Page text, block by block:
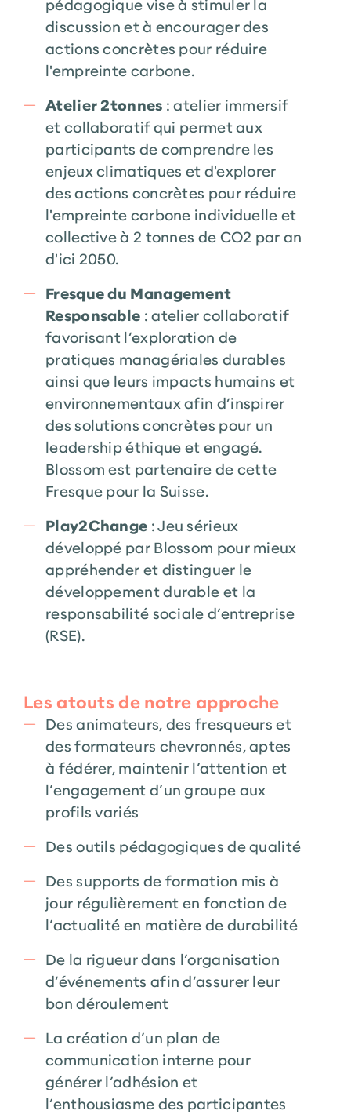
pédagogique vise à stimuler la
discussion et à encourager des
actions concrètes pour réduire
l'empreinte carbone.
Atelier 2tonnes : atelier immersif
et collaboratif qui permet aux
participants de comprendre les
enjeux climatiques et d'explorer
des actions concrètes pour réduire
l'empreinte carbone individuelle et
collective à 2 tonnes de CO2 par an
d'ici 2050.
Fresque du Management
Responsable : atelier collaboratif
favorisant l’exploration de
pratiques managériales durables
ainsi que leurs impacts humains et
environnementaux afin d’inspirer
des solutions concrètes pour un
leadership éthique et engagé.
Blossom est partenaire de cette
Fresque pour la Suisse.
Play2Change : Jeu sérieux
développé par Blossom pour mieux
appréhender et distinguer le
développement durable et la
responsabilité sociale d’entreprise
(RSE).
Les atouts de notre approche
Des animateurs, des fresqueurs et
des formateurs chevronnés, aptes
à fédérer, maintenir l’attention et
l’engagement d’un groupe aux
profils variés
Des outils pédagogiques de qualité
Des supports de formation mis à
jour régulièrement en fonction de
l’actualité en matière de durabilité
De la rigueur dans l’organisation
d’événements afin d’assurer leur
bon déroulement
La création d’un plan de
communication interne pour
générer l’adhésion et
l’enthousiasme des participantes